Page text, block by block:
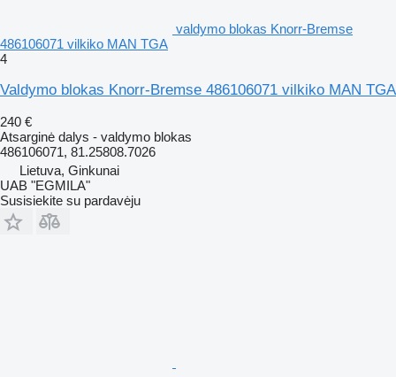
valdymo blokas Knorr-Bremse
486106071 vilkiko MAN TGA
4
Valdymo blokas Knorr-Bremse 486106071 vilkiko MAN TGA
240 €
Atsarginė dalys - valdymo blokas
486106071, 81.25808.7026
Lietuva, Ginkunai
UAB "EGMILA"
Susisiekite su pardavėju